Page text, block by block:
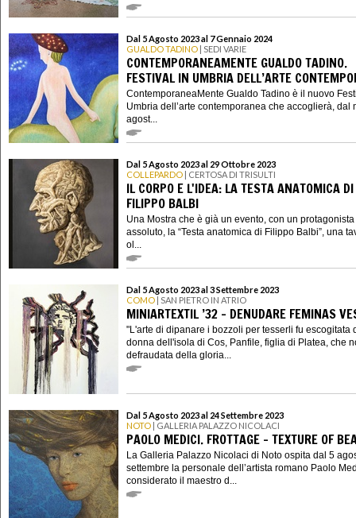
Dal 5 Agosto 2023 al 7 Gennaio 2024
GUALDO TADINO | SEDI VARIE
CONTEMPORANEAMENTE GUALDO TADINO.
FESTIVAL IN UMBRIA DELL’ARTE
ContemporaneaMente Gualdo Tadino è il nuovo
Umbria dell’arte contemporanea che accoglierà, dal
agost...
Dal 5 Agosto 2023 al 29 Ottobre 2023
COLLEPARDO | CERTOSA DI TRISULTI
IL CORPO E L'IDEA: LA TESTA ANATOMICA DI
FILIPPO BALBI
Una Mostra che è già un evento, con un
assoluto, la “Testa anatomica di Filippo Balbi”, una
ol...
Dal 5 Agosto 2023 al 3 Settembre 2023
COMO | SAN PIETRO IN ATRIO
MINIARTEXTIL ’32 - DENUDARE FEMINAS
"L'arte di dipanare i bozzoli per tesserli fu escogitata
donna dell'isola di Cos, Panfile, figlia di Platea, che
defraudata della gloria...
Dal 5 Agosto 2023 al 24 Settembre 2023
NOTO | GALLERIA PALAZZO NICOLACI
PAOLO MEDICI. FROTTAGE - TEXTURE OF
La Galleria Palazzo Nicolaci di Noto ospita dal 5
settembre la personale dell’artista romano Paolo
considerato il maestro d...